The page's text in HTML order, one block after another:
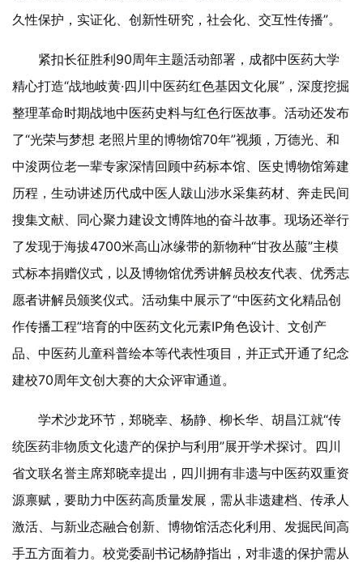
久性保护，实证化、创新性研究，社会化、交互性传播”。
紧扣长征胜利90周年主题活动部署，成都中医药大学
精心打造“战地岐黄·四川中医药红色基因文化展”，深度挖掘
整理革命时期战地中医药史料与红色行医故事。活动还发布
了“光荣与梦想 老照片里的博物馆70年”视频，万德光、和
中浚两位老一辈专家深情回顾中药标本馆、医史博物馆筹建
历程，生动讲述历代成中医人跋山涉水采集药材、奔走民间
搜集文献、同心聚力建设文博阵地的奋斗故事。现场还举行
了发现于海拔4700米高山冰缘带的新物种“甘孜丛菔”主模
式标本捐赠仪式，以及博物馆优秀讲解员校友代表、优秀志
愿者讲解员颁奖仪式。活动集中展示了“中医药文化精品创
作传播工程”培育的中医药文化元素IP角色设计、文创产
品、中医药儿童科普绘本等代表性项目，并正式开通了纪念
建校70周年文创大赛的大众评审通道。
学术沙龙环节，郑晓幸、杨静、柳长华、胡昌江就“传
统医药非物质文化遗产的保护与利用”展开学术探讨。四川
省文联名誉主席郑晓幸提出，四川拥有非遗与中医药双重资
源禀赋，要助力中医药高质量发展，需从非遗建档、传承人
激活、与新业态融合创新、博物馆活态化利用、发掘民间高
手五方面着力。校党委副书记杨静指出，对非遗的保护需从